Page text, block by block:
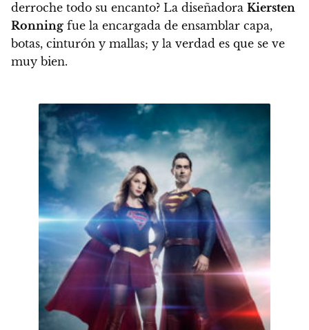
derroche todo su encanto? La diseñadora Kiersten
Ronning fue la encargada de ensamblar capa,
botas, cinturón y mallas; y la verdad es que se ve
muy bien.